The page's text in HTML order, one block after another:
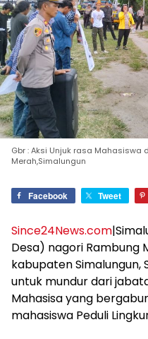
Gbr : Aksi Unjuk rasa Mahasiswa
Merah,Simalungun
Facebook Tweet
Since24News.com
Desa) nagori Rambung
kabupaten Simalungun,
untuk mundur dari
Mahasisa yang
mahasiswa Peduli